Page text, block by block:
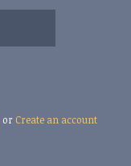
or Create an account